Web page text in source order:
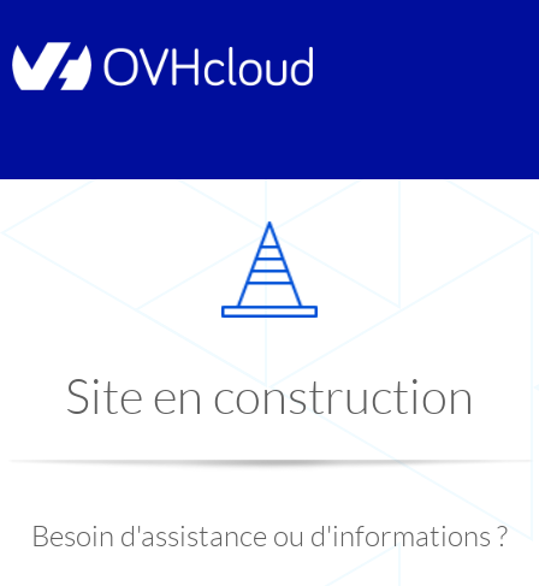
Site en construction
Besoin d'assistance ou d'informations ?